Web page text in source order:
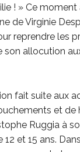
! » Ce moment
de Virginie
reprendre les
son allocution
fait suite aux
et de
Ruggia à
12 et 15 ans.